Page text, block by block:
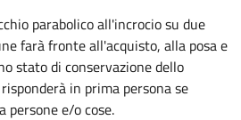
parabolico all'incrocio su due
farà fronte all'acquisto, alla posa e
stato di conservazione dello
in prima persona se
persone e/o cose.